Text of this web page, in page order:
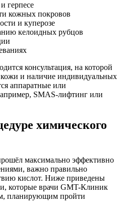
герпесе
кожных покровов
и куперозе
келоидных рубцов
консультация, на которой
кожи и наличие индивидуальных
аппаратные или
SMAS-лифтинг или
химического
максимально эффективно
важно правильно
кислот. Ниже приведены
которые врачи GMT-Клиник
планирующим пройти